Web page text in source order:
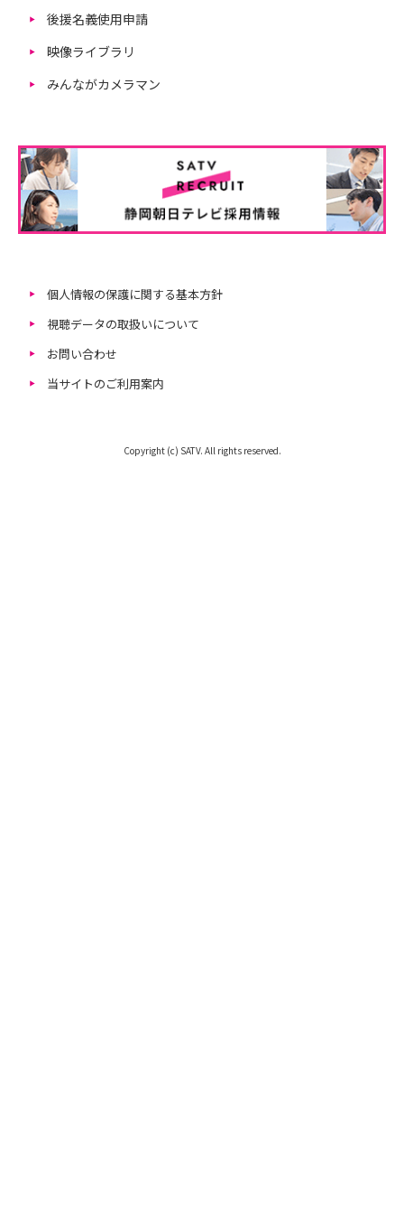
後援名義使用申請
映像ライブラリ
みんながカメラマン
個人情報の保護に関する基本方針
視聴データの取扱いについて
お問い合わせ
当サイトのご利用案内
Copyright (c) SATV. All rights reserved.